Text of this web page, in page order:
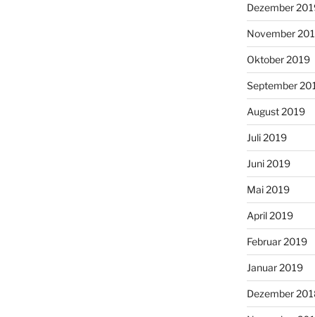
Dezember
November
Oktober 2019
September
August 2019
Juli 2019
Juni 2019
Mai 2019
April 2019
Februar 2019
Januar 2019
Dezember